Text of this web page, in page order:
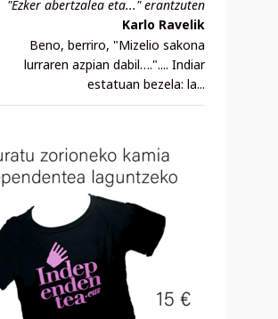
"Ezker abertzalea eta..." erantzuten
Karlo Ravelik
Beno, berriro, "Mizelio sakona
lurraren azpian dabil….".... Indiar
estatuan bezela: la...